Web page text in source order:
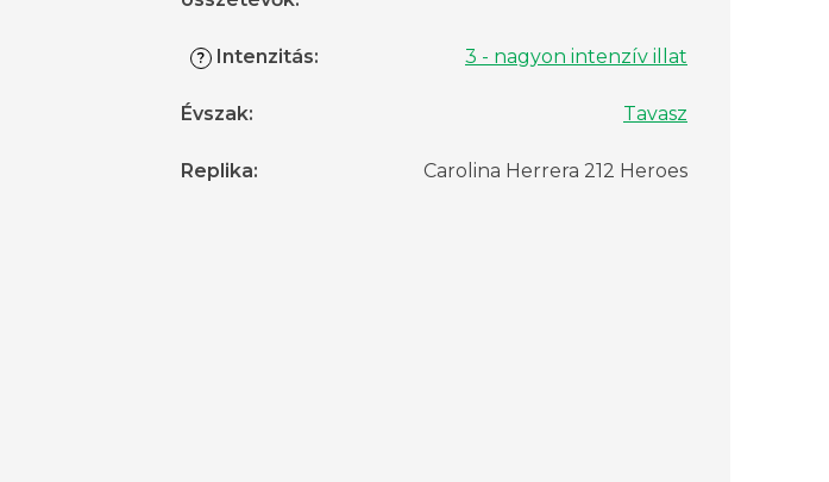
? Intenzitás: 3 - nagyon intenzív illat
Évszak: Tavasz
Replika: Carolina Herrera 212 Heroes